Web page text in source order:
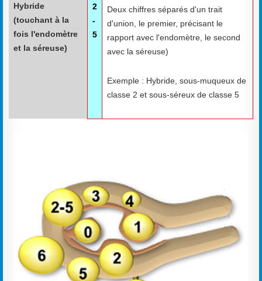
Hybride
(touchant à la
fois l'endomètre
et la séreuse)
2
-
5
Deux chiffres séparés d'un trait
d'union, le premier, précisant le
rapport avec l'endomètre, le second
avec la séreuse)
Exemple : Hybride, sous-muqueux de
classe 2 et sous-séreux de classe 5